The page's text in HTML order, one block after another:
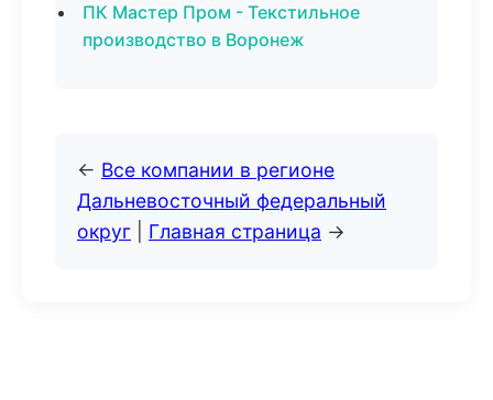
ПК Мастер Пром - Текстильное
производство в Воронеж
← Все компании в регионе
Дальневосточный федеральный
округ
Главная страница →